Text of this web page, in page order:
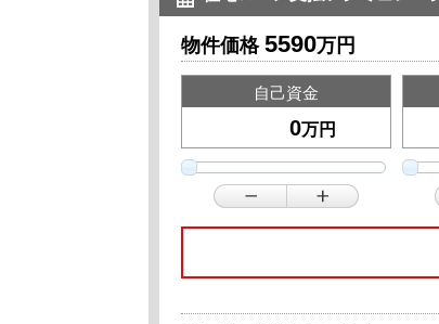
物件価格 5590万円
自己資金
万円